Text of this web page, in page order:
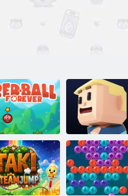
Sarkanā bumba
uz visiem
laikiem
Kogama:
vecenīte Parkour